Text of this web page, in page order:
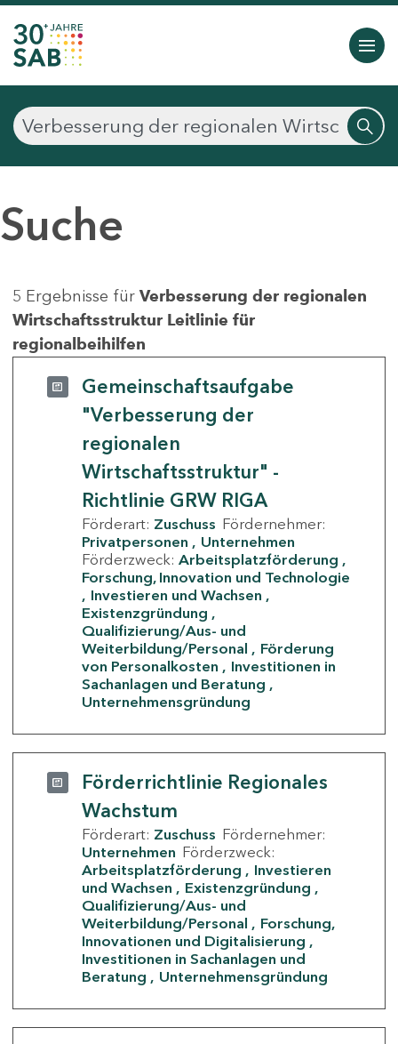
Suche
5 Ergebnisse für Verbesserung der regionalen
Wirtschaftsstruktur Leitlinie für
regionalbeihilfen
Gemeinschaftsaufgabe
"Verbesserung der
regionalen
Wirtschaftsstruktur" -
Richtlinie GRW RIGA
Förderart: Zuschuss Fördernehmer:
Privatpersonen
Unternehmen
Förderzweck: Arbeitsplatzförderung
Forschung, Innovation und Technologie
Investieren und Wachsen
Existenzgründung
Qualifizierung/Aus- und
Weiterbildung/Personal
Förderung
von Personalkosten
Investitionen in
Sachanlagen und Beratung
Unternehmensgründung
Förderrichtlinie Regionales
Wachstum
Förderart: Zuschuss Fördernehmer:
Unternehmen Förderzweck:
Arbeitsplatzförderung
Investieren
und Wachsen
Existenzgründung
Qualifizierung/Aus- und
Weiterbildung/Personal
Forschung,
Innovationen und Digitalisierung
Investitionen in Sachanlagen und
Beratung
Unternehmensgründung